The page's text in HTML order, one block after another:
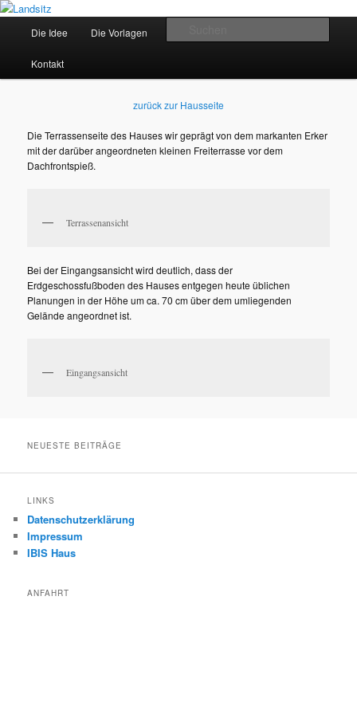
Zum
springenLandsitz
Historische Architektur – Hochwertige Ausstattung – Modernste Haustechnik
Die Idee Die Vorlagen
Kontakt
zurück zur Hausseite
Die Terrassenseite des Hauses wir geprägt von dem markanten Erker
mit der darüber angeordneten kleinen Freiterrasse vor dem
Dachfrontspieß.
Terrassenansicht
Bei der Eingangsansicht wird deutlich, dass der
Erdgeschossfußboden des Hauses entgegen heute üblichen
Planungen in der Höhe um ca. 70 cm über dem umliegenden
Gelände angeordnet ist.
Eingangsansicht
NEUESTE BEITRÄGE
LINKS
Datenschutzerklärung
Impressum
IBIS Haus
ANFAHRT